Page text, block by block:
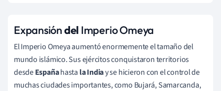
Expansióndel Imperio Omeya
El Imperio Omeya aumentó enormemente el tamaño del
mundo islámico. Sus ejércitos conquistaron territorios
desdeEspañahasta la Indiay se hicieron con el control de
muchas ciudades importantes, como Bujará, Samarcanda,